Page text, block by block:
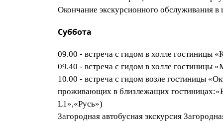
Окончание экскурсионного обслуживания
Суббота
09.00 - встреча с гидом в холле гостиницы
09.40 - встреча с гидом в холле гостиницы
10.00 - встреча с гидом возле гостиницы
проживающих в близлежащих
L1»,«Русь»)
Загородная автобусная экскурсия